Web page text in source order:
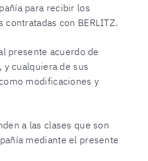
para recibir los
contratadas con BERLITZ.
presente acuerdo de
cualquiera de sus
modificaciones y
a las clases que son
mediante el presente